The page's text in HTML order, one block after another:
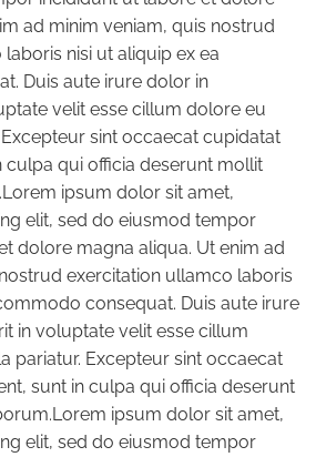
ad minim veniam, quis nostrud
nisi ut aliquip ex ea
Duis aute irure dolor in
velit esse cillum dolore eu
sint occaecat cupidatat
culpa qui officia deserunt mollit
ipsum dolor sit amet,
elit, sed do eiusmod tempor
dolore magna aliqua. Ut enim ad
exercitation ullamco laboris
consequat. Duis aute irure
in voluptate velit esse cillum
pariatur. Excepteur sint occaecat
sunt in culpa qui officia deserunt
ipsum dolor sit amet,
elit, sed do eiusmod tempor